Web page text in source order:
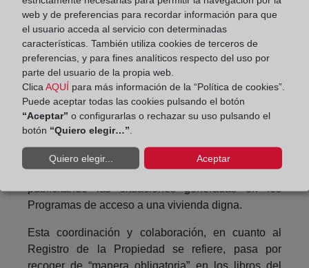
instalaciones y servicios comunes adaptados.
Para ello ha lanzado entre otros los programas de
ayuda de alquiler a la vivienda y de fomento del
parque de vivienda en alquiler. Pero toda esta
política de protección necesita la coordinación y
colaboración de todos los agentes implicados y
aquí es donde entra en juego el papel social del
Registro de la Propiedad como instrumento de
ejecución de las políticas sociales, con la única
finalidad de proteger a los colectivos vulnerables,
publicitando las situaciones generadas en los
Programas de acceso a una vivienda digna.
Esta coordinación y colaboración, en cuanto al
Registro de la Propiedad se refiere, pasa por
recoger de “manera obligatoria” en los libros del
web y de preferencias para recordar información para que
el usuario acceda al servicio con determinadas
características. También utiliza cookies de terceros de
preferencias, y para fines analíticos respecto del uso por
parte del usuario de la propia web.
Clica AQUÍ para más información de la “Política de cookies”.
Puede aceptar todas las cookies pulsando el botón
“Aceptar” o configurarlas o rechazar su uso pulsando el
botón “Quiero elegir…”
Quiero elegir... Aceptar